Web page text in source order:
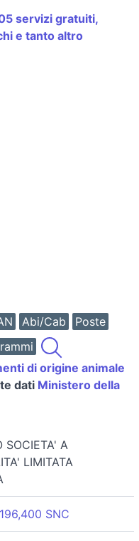
servizi gratuiti,
e tanto altro
Abi/Cab
Poste
di origine animale
dati Ministero della
SOCIETA' A
LIMITATA
SNC